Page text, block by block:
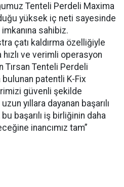
Tenteli Perdeli Maxima
yüksek iç neti sayesinde
sahibiz.
çatı kaldırma özelliğiyle
ve verimli operasyon
Tırsan Tenteli Perdeli
patentli K-Fix
güvenli şekilde
yıllara dayanan başarılı
başarılı iş birliğinin daha
inancımız tam”